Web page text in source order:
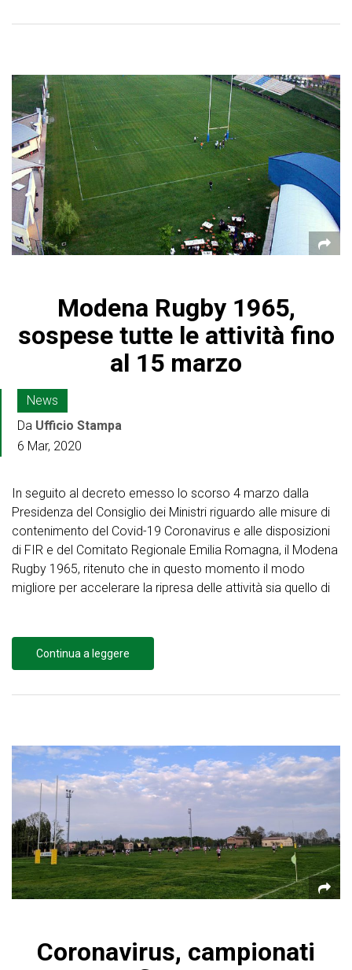
Modena Rugby 1965,
sospese tutte le attività fino
al 15 marzo
News
Da Ufficio Stampa
6 Mar, 2020
In seguito al decreto emesso lo scorso 4 marzo dalla
Presidenza del Consiglio dei Ministri riguardo alle misure di
contenimento del Covid-19 Coronavirus e alle disposizioni
di FIR e del Comitato Regionale Emilia Romagna, il Modena
Rugby 1965, ritenuto che in questo momento il modo
migliore per accelerare la ripresa delle attività sia quello di
Continua a leggere
Coronavirus, campionati